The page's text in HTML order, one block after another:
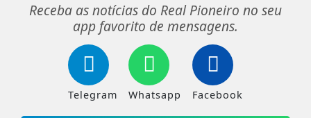
Receba as notícias do Real Pioneiro no seu
app favorito de mensagens.
Telegram Whatsapp Facebook